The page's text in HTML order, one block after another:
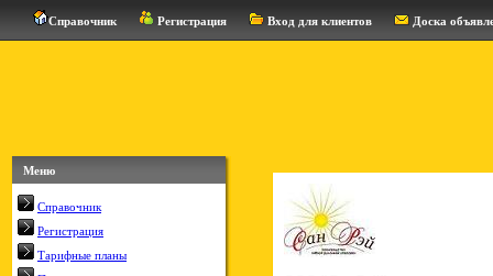
Справочник Регистрация Вход для клиентов Доска
Меню
Справочник
Регистрация
Тарифные планы